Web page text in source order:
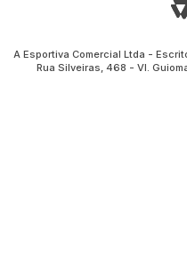
A Esportiva Comercial Ltda -
Rua Silveiras, 468 - Vl.